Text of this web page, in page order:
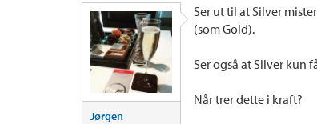
Jørgen
Ser ut til at Silver
(som Gold).
Ser også at Silver kun
Når trer dette i kraft?